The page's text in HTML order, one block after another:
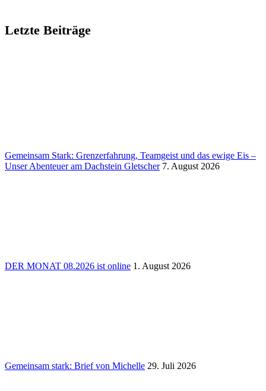
Letzte Beiträge
Gemeinsam Stark: Grenz­erfah­rung, Team­geist und das ewige Eis –
Unser Aben­teuer am Dach­stein Glet­scher 7. August 2026
DER MONAT 08.2026 ist online 1. August 2026
Gemeinsam stark: Brief von Michelle 29. Juli 2026